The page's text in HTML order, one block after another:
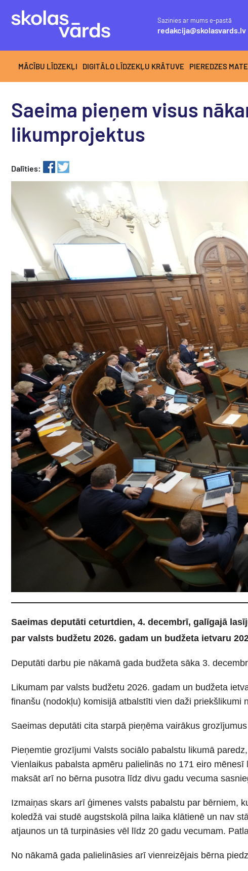
Sazinies ar mums e-pastā
redakcija@skolasvards.lv
MĀCĪBU LĪDZEKĻI DIGITĀLO LĪDZEKĻU KRĀTUVE PIEREDZES
Saeima pieņem visus
likumprojektus
Dalīties:
Saeimas deputāti ceturtdien, 4. decembrī, galīgajā
par valsts budžetu 2026. gadam un budžeta ietvaru
Deputāti darbu pie nākamā gada budžeta sāka 3.
Likumam par valsts budžetu 2026. gadam un budžeta
finanšu (nodokļu) komisijā atbalstīti vien daži
Saeimas deputāti cita starpā pieņēma vairākus
Pieņemtie grozījumi Valsts sociālo pabalstu likumā
Vienlaikus pabalsta apmēru palielinās no 171 eiro
maksāt arī no bērna pusotra līdz divu gadu vecuma
Izmaiņas skars arī ģimenes valsts pabalstu par bērniem,
koledžā vai studē augstskolā pilna laika klātienē un nav
atjaunos un tā turpināsies vēl līdz 20 gadu vecumam.
No nākamā gada palielināsies arī vienreizējais bērna